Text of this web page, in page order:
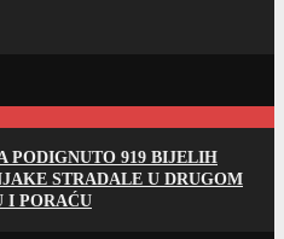
PODIGNUTO 919 BIJELIH
STRADALE U DRUGOM
I PORAĆU